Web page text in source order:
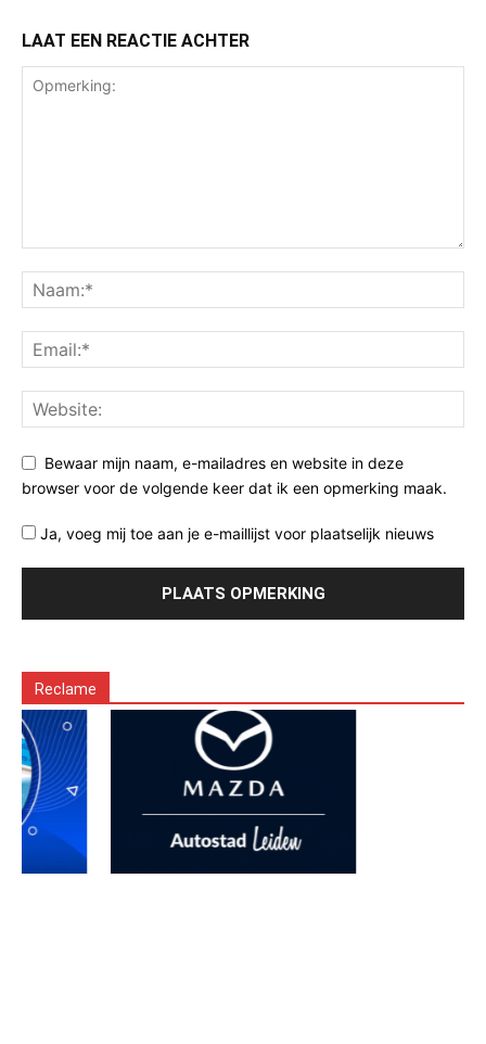
LAAT EEN REACTIE ACHTER
Bewaar mijn naam, e-mailadres en website in deze
browser voor de volgende keer dat ik een opmerking maak.
Ja, voeg mij toe aan je e-maillijst voor plaatselijk nieuws
Reclame